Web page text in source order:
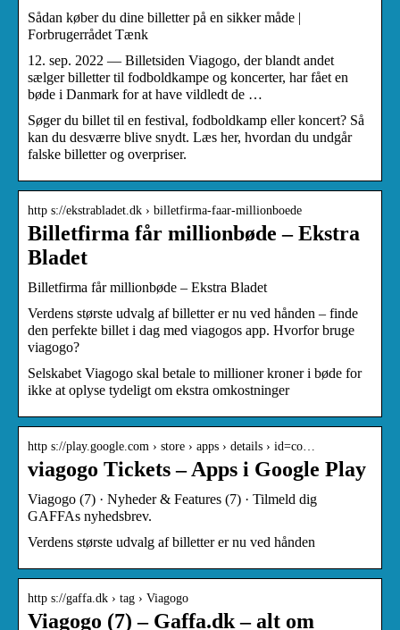
Sådan køber du dine billetter på en sikker måde |
Forbrugerrådet Tænk
12. sep. 2022 — Billetsiden Viagogo, der blandt andet
sælger billetter til fodboldkampe og koncerter, har fået en
bøde i Danmark for at have vildledt de …
Søger du billet til en festival, fodboldkamp eller koncert? Så
kan du desværre blive snydt. Læs her, hvordan du undgår
falske billetter og overpriser.
http s://ekstrabladet.dk › billetfirma-faar-millionboede
Billetfirma får millionbøde – Ekstra
Bladet
Billetfirma får millionbøde – Ekstra Bladet
Verdens største udvalg af billetter er nu ved hånden – finde
den perfekte billet i dag med viagogos app. Hvorfor bruge
viagogo?
Selskabet Viagogo skal betale to millioner kroner i bøde for
ikke at oplyse tydeligt om ekstra omkostninger
http s://play.google.com › store › apps › details › id=co…
viagogo Tickets – Apps i Google Play
Viagogo (7) · Nyheder & Features (7) · Tilmeld dig
GAFFAs nyhedsbrev.
Verdens største udvalg af billetter er nu ved hånden
http s://gaffa.dk › tag › Viagogo
Viagogo (7) – Gaffa.dk – alt om